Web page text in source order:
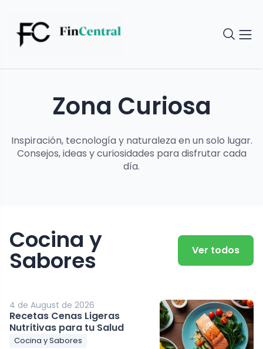
Zona Curiosa
Inspiración, tecnología y naturaleza en un solo lugar.
Consejos, ideas y curiosidades para disfrutar cada
día.
Cocina y
Sabores Ver todos
4 de August de 2026
Recetas Cenas Ligeras
Nutritivas para tu Salud
Cocina y Sabores